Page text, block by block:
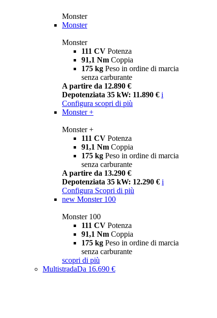
Monster
Monster
Monster
111 CV Potenza
91,1 Nm Coppia
175 kg Peso in ordine di marcia
senza carburante
A partire da 12.890 €
Depotenziata 35 kW: 11.890 € i
Configura scopri di più
Monster +
Monster +
111 CV Potenza
91,1 Nm Coppia
175 kg Peso in ordine di marcia
senza carburante
A partire da 13.290 €
Depotenziata 35 kW: 12.290 € i
Configura Scopri di più
new Monster 100
Monster 100
111 CV Potenza
91,1 Nm Coppia
175 kg Peso in ordine di marcia
senza carburante
scopri di più
MultistradaDa 16.690 €